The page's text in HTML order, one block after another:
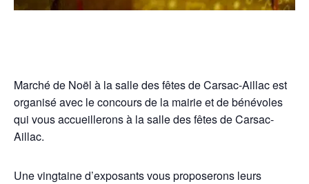
Marché de Noël à la salle des fêtes de Carsac-Aillac est
organisé avec le concours de la mairie et de bénévoles
qui vous accueillerons à la salle des fêtes de Carsac-
Aillac.
Une vingtaine d’exposants vous proposerons leurs